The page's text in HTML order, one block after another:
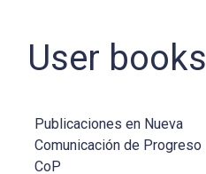
User books
Publicaciones en Nueva
Comunicación de Progreso
CoP